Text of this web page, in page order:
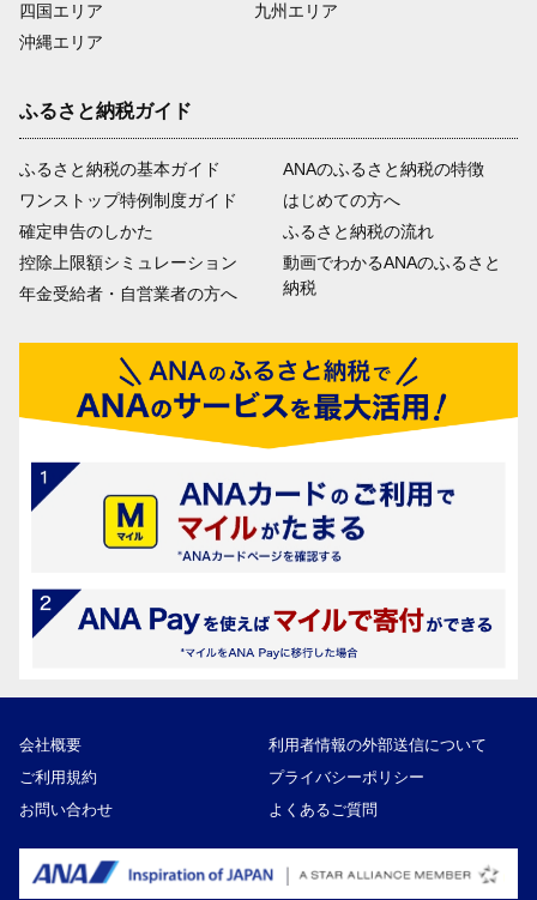
四国エリア
沖縄エリア
九州エリア
ふるさと納税ガイド
ふるさと納税の基本ガイド
ワンストップ特例制度ガイド
確定申告のしかた
控除上限額シミュレーション
年金受給者・自営業者の方へ
ANAのふるさと納税の特徴
はじめての方へ
ふるさと納税の流れ
動画でわかるANAのふるさと
納税
会社概要
利用者情報の外部送信について
ご利用規約
プライバシーポリシー
お問い合わせ
よくあるご質問